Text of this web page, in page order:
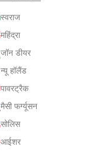
स्वराज
महिंद्रा
जॉन डीयर
न्यू हॉलैंड
पावरट्रैक
मैसी फर्ग्यूसन
सोलिस
आईशर